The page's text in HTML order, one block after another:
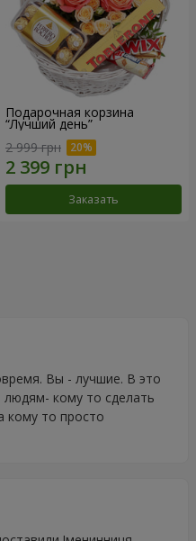
Подарочная корзина
“Лучший день”
2 999 грн
Заказать
Вы - лучшие. В это
кому то сделать
кому то просто
тортику, поздравлению.